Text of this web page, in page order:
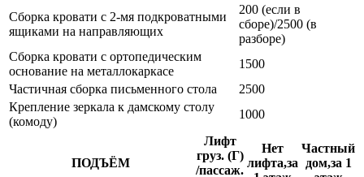
Сборка кровати с 2-мя подкроватными
ящиками на направляющих
200 (если в
сборе)/2500 (в
разборе)
Сборка кровати с ортопедическим
основание на металлокаркасе
1500
Частичная сборка письменного стола
2500
Крепление зеркала к дамскому столу
(комоду)
1000
ПОДЪЁМ
Лифт
груз. (Г)
/пассаж.
Нет
лифта,за
Частный
дом,за 1